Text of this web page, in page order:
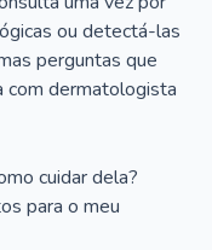
ou detectá-las
perguntas que
com dermatologista
cuidar dela?
para o meu